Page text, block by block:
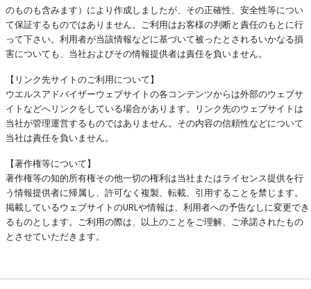
のものも含みます）により作成しましたが、その正確性、安全性等につい
て保証するものではありません。ご利用はお客様の判断と責任のもとに行
って下さい。利用者が当該情報などに基づいて被ったとされるいかなる損
害についても、当社およびその情報提供者は責任を負いません。
【リンク先サイトのご利用について】
ウエルスアドバイザーウェブサイトの各コンテンツからは外部のウェブサ
イトなどへリンクをしている場合があります。リンク先のウェブサイトは
当社が管理運営するものではありません。その内容の信頼性などについて
当社は責任を負いません。
【著作権等について】
著作権等の知的所有権その他一切の権利は当社またはライセンス提供を行
う情報提供者に帰属し、許可なく複製、転載、引用することを禁じます。
掲載しているウェブサイトのURLや情報は、利用者への予告なしに変更でき
るものとします。ご利用の際は、以上のことをご理解、ご承諾されたもの
とさせていただきます。